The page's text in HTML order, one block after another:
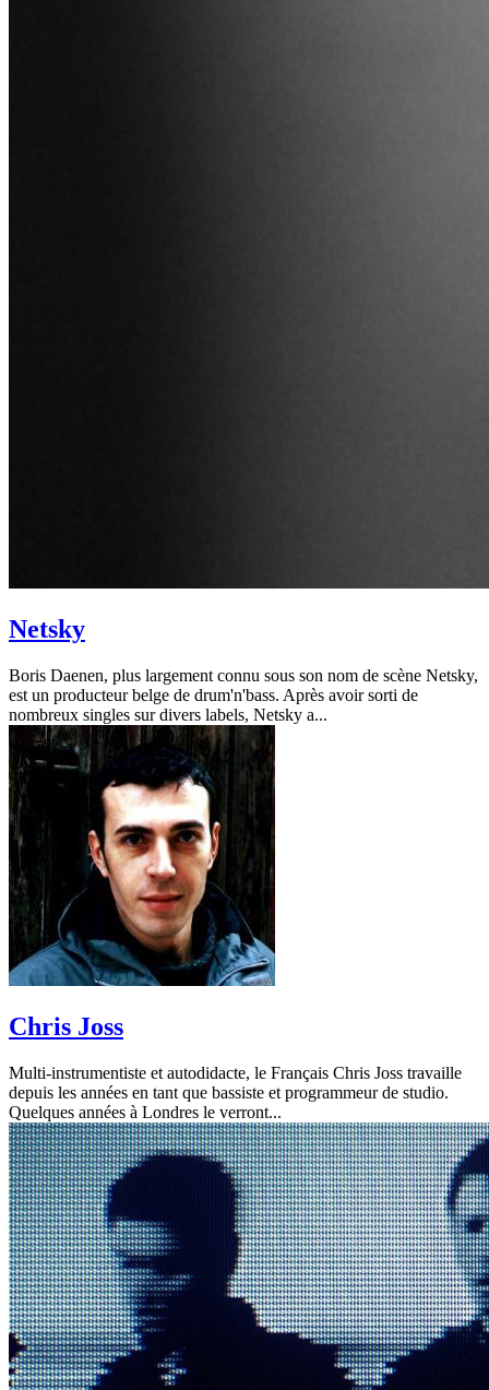
Netsky
Boris Daenen, plus largement connu sous son nom de scène Netsky,
est un producteur belge de drum'n'bass. Après avoir sorti de
nombreux singles sur divers labels, Netsky a...
Chris Joss
Multi-instrumentiste et autodidacte, le Français Chris Joss travaille
depuis les années en tant que bassiste et programmeur de studio.
Quelques années à Londres le verront...